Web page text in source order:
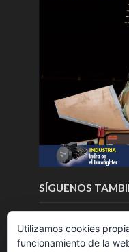
SÍGUENOS
Utilizamos cookies
funcionamiento de la